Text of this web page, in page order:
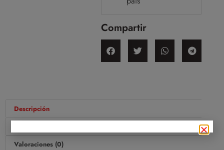
Compartir
Descripción
Valoraciones (0)